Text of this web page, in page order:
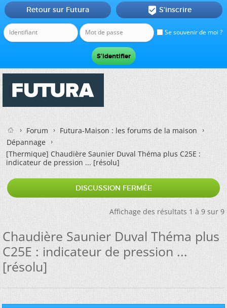
Se souvenir de moi ?
Retour sur Futura  S'inscrire
Forum
Futura-Maison : les forums de la maison
Dépannage
[Thermique]Chaudière Saunier Duval Théma plus C25E :
indicateur de pression ... [résolu]
DISCUSSION FERMÉE
Affichage des résultats 1 à 9 sur 9
Chaudière Saunier Duval Théma plus
C25E : indicateur de pression ...
[résolu]